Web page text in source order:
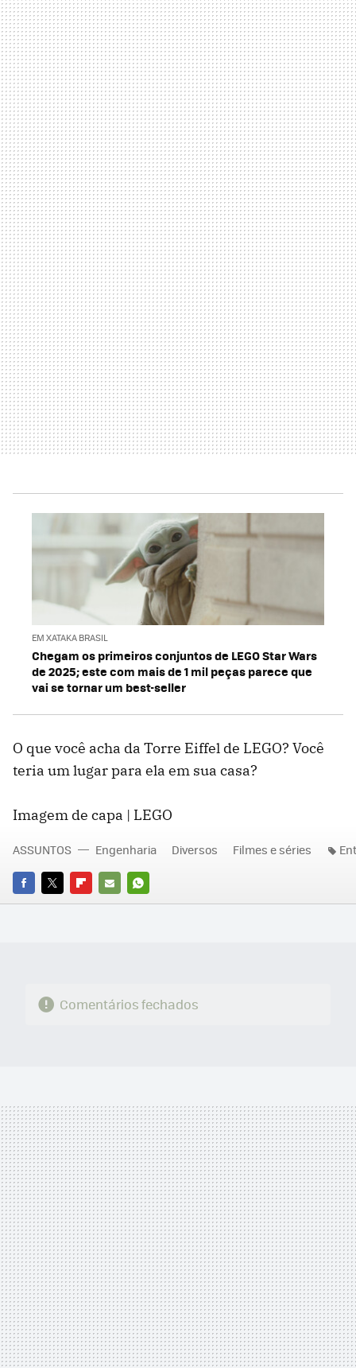
EM XATAKA BRASIL
Chegam os primeiros conjuntos de LEGO Star Wars
de 2025; este com mais de 1 mil peças parece que
vai se tornar um best-seller
O que você acha da Torre Eiffel de LEGO? Você
teria um lugar para ela em sua casa?
Imagem de capa | LEGO
FACEBOOK
TWITTERFLIPBOARD
E-
WHATSAPP
ASSUNTOS Engenharia Diversos Filmes e séries
Comentários fechados